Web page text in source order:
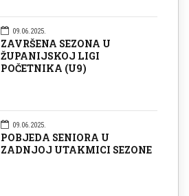
09.06.2025.
ZAVRŠENA SEZONA U
ŽUPANIJSKOJ LIGI
POČETNIKA (U9)
09.06.2025.
POBJEDA SENIORA U
ZADNJOJ UTAKMICI SEZONE